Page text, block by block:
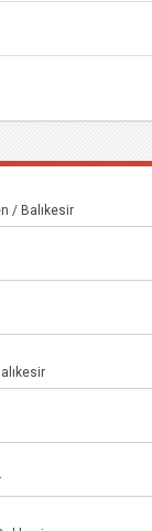
/ Balıkesir